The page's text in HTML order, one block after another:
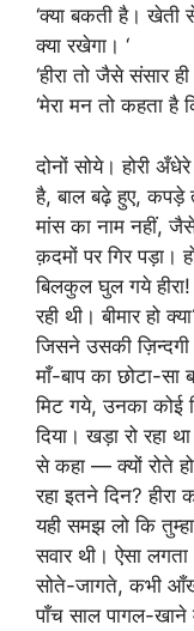
‘क्या बकती है।
क्या रखेगा। ‘
‘हीरा तो जैसे संसार
‘मेरा मन तो कहता
दोनों सोये। होरी
है, बाल बढ़े हुए,
मांस का नाम नहीं,
क़दमों पर गिर पड़ा।
बिलकुल घुल गये
रही थी। बीमार हो
जिसने उसकी
माँ-बाप का छोटा-
मिट गये, उनका कोई
दिया। खड़ा रो रहा
से कहा — क्यों रोते
रहा इतने दिन?
यही समझ लो कि
सवार थी। ऐसा
सोते-जागते, कभी
पाँच साल पागल-